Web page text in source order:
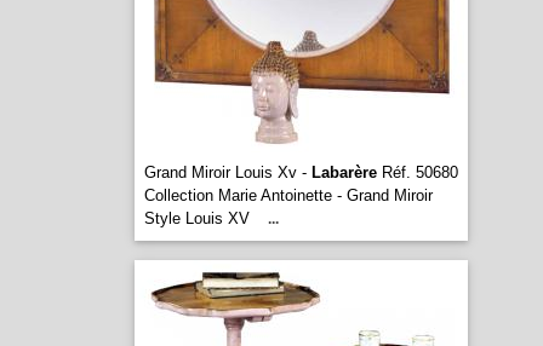
Grand Miroir Louis Xv - LabarèreRéf. 50680
Collection Marie Antoinette - Grand Miroir
Style Louis XV
...